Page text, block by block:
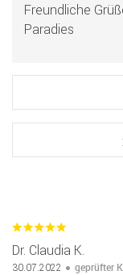
Freundliche
Paradies
Dr. Claudia K.
30.07.2022 geprüfter